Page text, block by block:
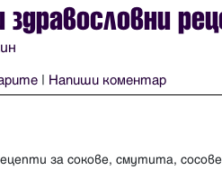
здравословни
| Напиши коментар
за сокове, смутита,